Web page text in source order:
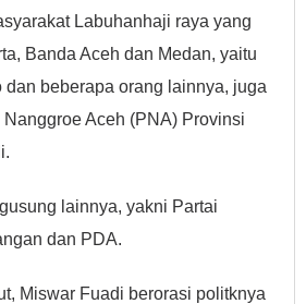
Labuhanhaji raya yang
Banda Aceh dan Medan, yaitu
dan beberapa orang lainnya, juga
Aceh (PNA) Provinsi
lainnya, yakni Partai
dan PDA.
Miswar Fuadi berorasi politknya